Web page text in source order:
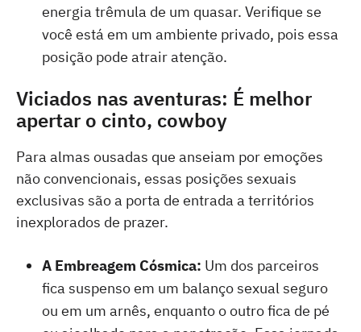
energia trêmula de um quasar. Verifique se
você está em um ambiente privado, pois essa
posição pode atrair atenção.
Viciados nas aventuras: É melhor
apertar o cinto, cowboy
Para almas ousadas que anseiam por emoções
não convencionais, essas posições sexuais
exclusivas são a porta de entrada a territórios
inexplorados de prazer.
A Embreagem Cósmica: Um dos parceiros
fica suspenso em um balanço sexual seguro
ou em um arnês, enquanto o outro fica de pé